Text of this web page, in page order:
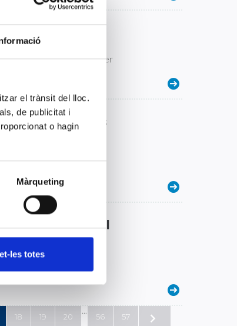
el trànsit del lloc.
de publicitat i
o hagin
Màrqueting
les totes
de trabajar para poder
que lo hacemos
del Sistema de
en la medicina del
18 19 20
...
56 57